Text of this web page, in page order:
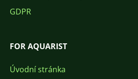
GDPR
FOR AQUARIST
Úvodní stránka